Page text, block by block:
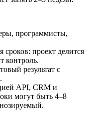
программисты,
сроков: проект делится
контроль.
результат с
API, CRM и
могут быть 4–8